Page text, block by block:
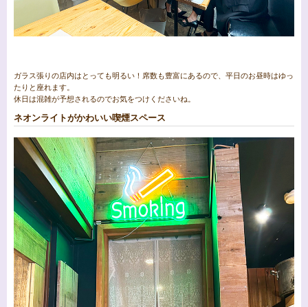
ガラス張りの店内はとっても明るい！席数も豊富にあるので、平日のお昼時はゆっ
たりと座れます。
休日は混雑が予想されるのでお気をつけくださいね。
ネオンライトがかわいい喫煙スペース